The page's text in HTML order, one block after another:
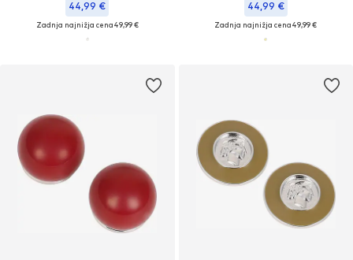
44,99 €
Zadnja najnižja cena49,99 €
44,99 €
Zadnja najnižja cena49,99 €